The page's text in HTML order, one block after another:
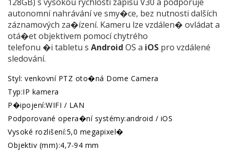
autonomní nahrávání ve smy�ce, bez nutnosti dalších
záznamových za�ízení. Kameru lze vzdálen� ovládat a
otá�et objektivem pomocí chytrého
telefonu �i tabletu s Android OS a iOS pro vzdálené
sledování.
Styl: venkovní PTZ oto�ná Dome Camera
Typ:IP kamera
P�ipojení:WIFI / LAN
Podporované opera�ní systémy:android / iOS
Vysoké rozlišení:5,0 megapixel�
Objektiv (mm):4,7-94 mm